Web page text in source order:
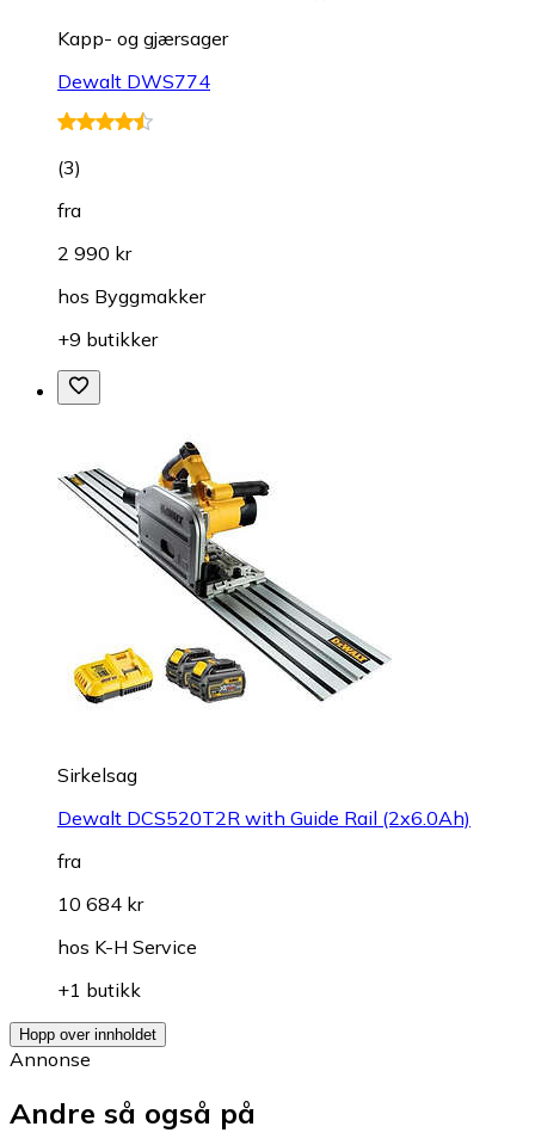
Kapp- og gjærsager
Dewalt DWS774
(3)
fra
2 990 kr
hos Byggmakker
+9 butikker
Sirkelsag
Dewalt DCS520T2R with Guide Rail (2x6.0Ah)
fra
10 684 kr
hos K-H Service
+1 butikk
Hopp over innholdet
Annonse
Andre så også på